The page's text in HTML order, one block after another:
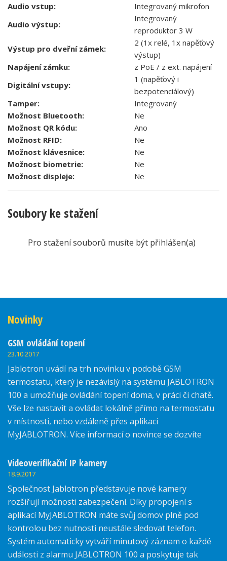
Audio vstup:
Integrovaný mikrofon
Audio výstup:
Integrovaný
reproduktor 3 W
Výstup pro dveřní zámek:
2 (1x relé, 1x napěťový
výstup)
Napájení zámku:
z PoE / z ext. napájení
Digitální vstupy:
1 (napěťový i
bezpotenciálový)
Tamper:
Integrovaný
Možnost Bluetooth:
Ne
Možnost QR kódu:
Ano
Možnost RFID:
Ne
Možnost klávesnice:
Ne
Možnost biometrie:
Ne
Možnost displeje:
Ne
Soubory ke stažení
Pro stažení souborů musíte být přihlášen(a)
Novinky
GSM ovládání topení
23.10.2017
Jablotron uvádí na trh novinku v podobě GSM
termostatu, který je nezávislý na systému JABLOTRON
100 a umožňuje ovládání topení doma, v práci či chatě.
Vše lze nastavit a ovládat lokálně přímo na termostatu
v místnosti, nebo vzdáleně přes aplikaci
MyJABLOTRON. Více informací o novince se dozvíte
Videoverifikační IP kamery
18.9.2017
Společnost Jablotron představuje nové kamery
rozšiřují možnosti zabezpečení. Díky propojení s
aplikací MyJABLOTRON máte svůj domov plně pod
kontrolou bez nutnosti neustále sledovat telefon.
Systém automaticky vytváří minutový záznam o každé
události z alarmu JABLOTRON 100 a poskytuje tak